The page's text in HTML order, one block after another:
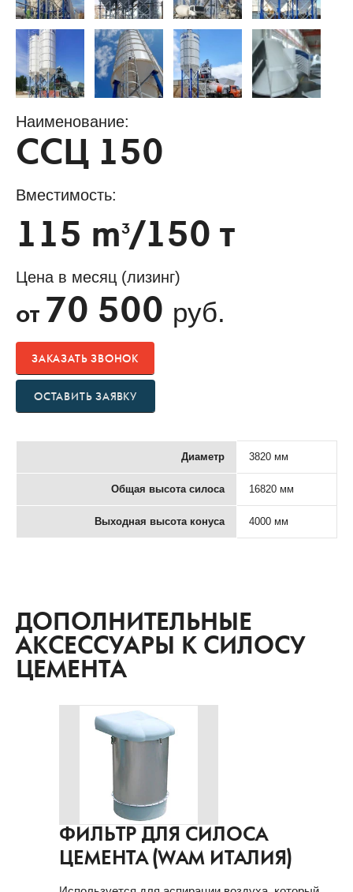
Наименование:
ССЦ 150
Вместимость:
115 m3/150 т
Цена в месяц (лизинг)
от 70 500 руб.
ЗАКАЗАТЬ ЗВОНОК
ОСТАВИТЬ ЗАЯВКУ
Диаметр 3820 мм
Общая высота силоса 16820 мм
Выходная высота конуса 4000 мм
ДОПОЛНИТЕЛЬНЫЕ
АКСЕССУАРЫ К СИЛОСУ
ЦЕМЕНТА
ФИЛЬТР ДЛЯ СИЛОСА
ЦЕМЕНТА (WAM ИТАЛИЯ)